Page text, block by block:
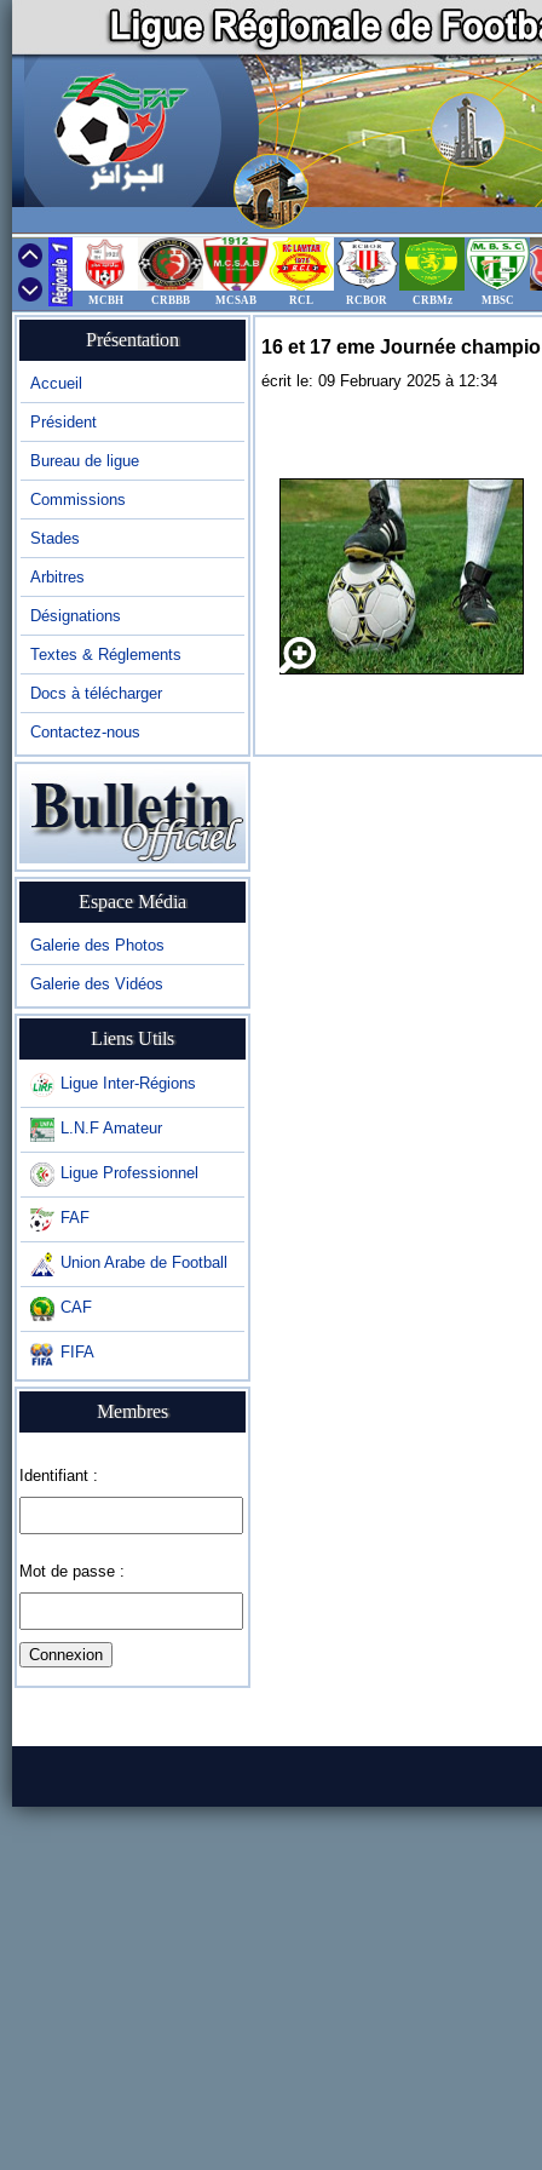
MCBH CRBBB MCSAB RCL RCBOR CRBMz MBSC
Présentation
Accueil
Président
Bureau de ligue
Commissions
Stades
Arbitres
Désignations
Textes & Réglements
Docs à télécharger
Contactez-nous
Espace Média
Galerie des Photos
Galerie des Vidéos
Liens Utils
Ligue Inter-Régions
L.N.F Amateur
Ligue Professionnel
FAF
Union Arabe de Football
CAF
FIFA
Membres
Identifiant :
Mot de passe :
16 et 17 eme Journée
écrit le: 09 February 2025 à 12:34